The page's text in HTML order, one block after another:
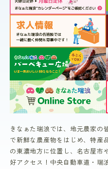
きなぁた瑞浪では、地元農家の
で新鮮な農産物をはじめ、特産
の東濃地方に位置し、名古屋市
好アクセス！中央自動車道・瑞